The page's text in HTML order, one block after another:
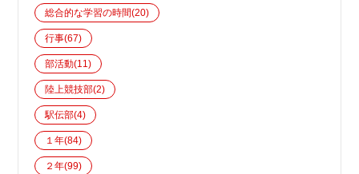
総合的な学習の時間(20)
行事(67)
部活動(11)
陸上競技部(2)
駅伝部(4)
１年(84)
２年(99)